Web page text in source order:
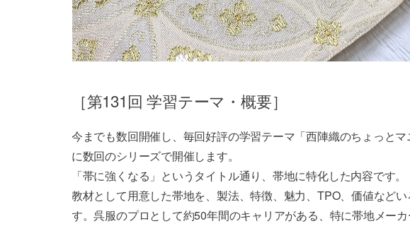
［第131回 学習テーマ・概要］
今までも数回開催し、毎回好評の学習テーマ「西陣織のちょっと
に数回のシリーズで開催します。
「帯に強くなる」というタイトル通り、帯地に特化した内容です。
教材として用意した帯地を、製法、特徴、魅力、TPO、価値など
す。呉服のプロとして約50年間のキャリアがある、特に帯地メー